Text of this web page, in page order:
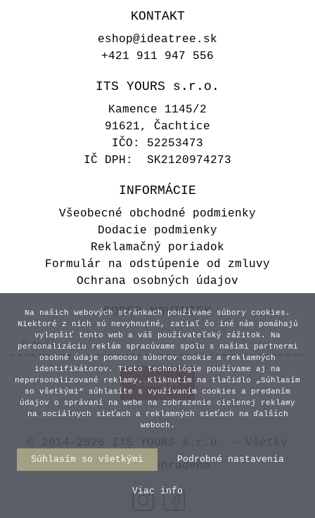
KONTAKT
eshop@ideatree.sk
+421 911 947 556
ITS YOURS s.r.o.
Kamence 1145/2
91621, Čachtice
IČO: 52253473
IČ DPH: SK2120974273
INFORMÁCIE
Všeobecné obchodné podmienky
Dodacie podmienky
Reklamačný poriadok
Formulár na odstúpenie od zmluvy
Ochrana osobných údajov
ODBER NOVINIEK
práva vyhradené
Na našich webových stránkach používame súbory cookies.
Niektoré z nich sú nevyhnutné, zatiaľ čo iné nám pomáhajú
vylepšiť tento web a váš používateľský zážitok. Na
personalizáciu reklám spracúvame spolu s našimi partnermi
osobné údaje pomocou súborov cookie a reklamných
identifikátorov. Tieto technológie používame aj na
nepersonalizované reklamy. Kliknutím na tlačidlo „Súhlasím
so všetkými“ súhlasíte s využívaním cookies a predaním
údajov o správaní na webe na zobrazenie cielenej reklamy
na sociálnych sieťach a reklamných sieťach na ďalších
weboch.
Súhlasím so všetkými Podrobné nastavenia
Viac info